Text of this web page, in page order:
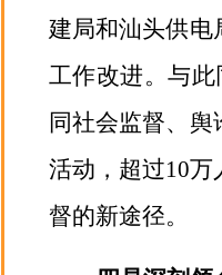
建局和汕头供
工作改进。与此
同社会监督、
活动，超过10万
督的新途径。